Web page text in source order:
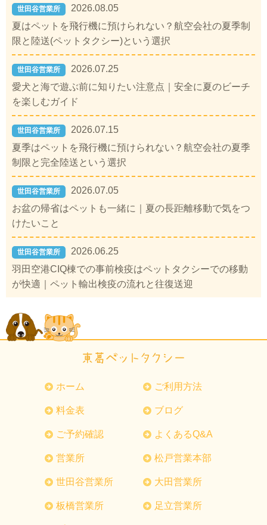
世田谷営業所
2026.08.05
夏はペットを飛行機に預けられない？航空会社の夏季制
限と陸送(ペットタクシー)という選択
世田谷営業所
2026.07.25
愛犬と海で遊ぶ前に知りたい注意点｜安全に夏のビーチ
を楽しむガイド
世田谷営業所
2026.07.15
夏季はペットを飛行機に預けられない？航空会社の夏季
制限と完全陸送という選択
世田谷営業所
2026.07.05
お盆の帰省はペットも一緒に｜夏の長距離移動で気をつ
けたいこと
世田谷営業所
2026.06.25
羽田空港CIQ棟での事前検疫はペットタクシーでの移動
が快適｜ペット輸出検疫の流れと往復送迎
ホーム ご利用方法
料金表 ブログ
ご予約確認 よくあるQ&A
営業所 松戸営業本部
世田谷営業所 大田営業所
板橋営業所 足立営業所